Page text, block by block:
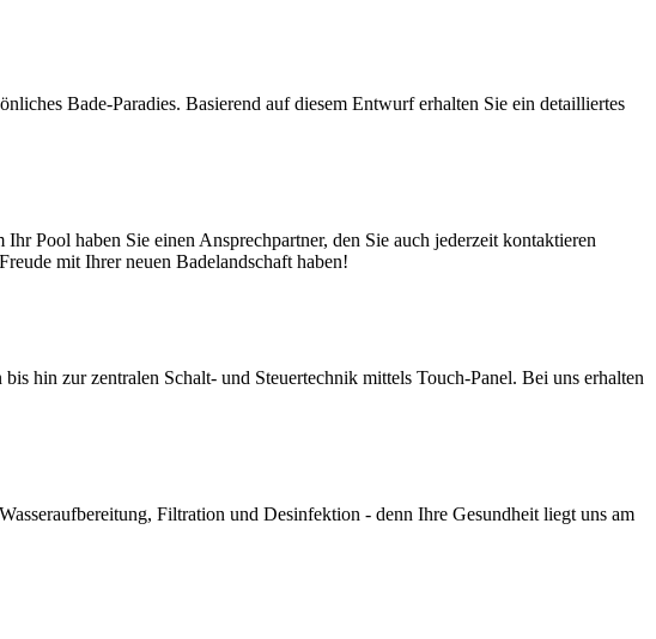
Bade-Paradies. Basierend auf diesem Entwurf erhalten Sie ein detailliertes
Pool haben Sie einen Ansprechpartner, den Sie auch jederzeit kontaktieren
mit Ihrer neuen Badelandschaft haben!
hin zur zentralen Schalt- und Steuertechnik mittels Touch-Panel. Bei uns erhalten
Filtration und Desinfektion - denn Ihre Gesundheit liegt uns am